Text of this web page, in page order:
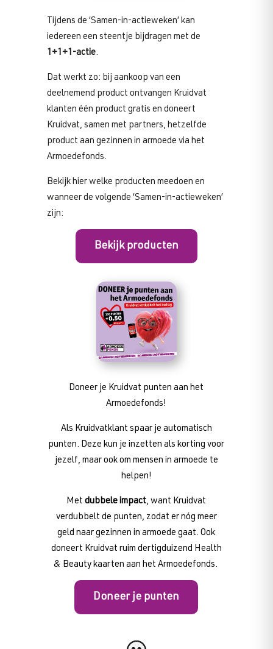
Tijdens de ‘Samen-in-actieweken’ kan
iedereen een steentje bijdragen met de
1+1+1-actie.
Dat werkt zo: bij aankoop van een
deelnemend product ontvangen Kruidvat
klanten één product gratis en doneert
Kruidvat, samen met partners, hetzelfde
product aan gezinnen in armoede via het
Armoedefonds.
Bekijk hier welke producten meedoen en
wanneer de volgende ‘Samen-in-actieweken’
zijn:
Bekijk producten
Doneer je Kruidvat punten aan het
Armoedefonds!
Als Kruidvatklant spaar je automatisch
punten. Deze kun je inzetten als korting voor
jezelf, maar ook om mensen in armoede te
helpen!
Metdubbele impact, want Kruidvat
verdubbelt de punten, zodat er nóg meer
geld naar gezinnen in armoede gaat. Ook
doneert Kruidvat ruim dertigduizend Health
& Beauty kaarten aan het Armoedefonds.
Doneer je punten